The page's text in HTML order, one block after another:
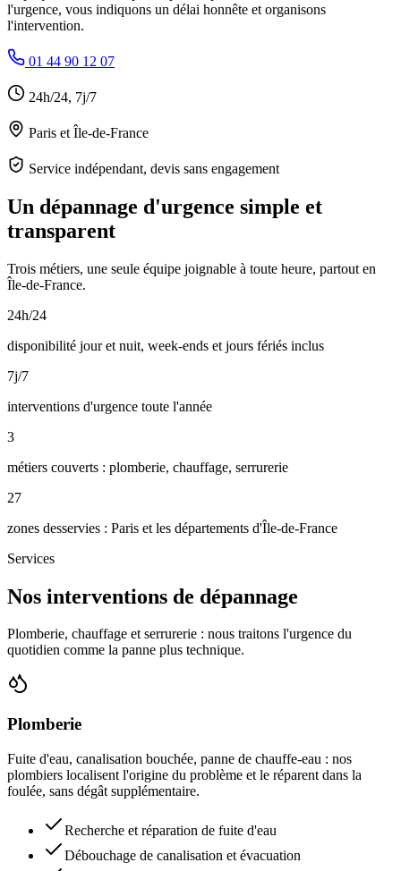
l'urgence, vous indiquons un délai honnête et organisons
l'intervention.
01 44 90 12 07
24h/24, 7j/7
Paris et Île-de-France
Service indépendant, devis sans engagement
Un dépannage d'urgence simple et
transparent
Trois métiers, une seule équipe joignable à toute heure, partout en
Île-de-France.
24h/24
disponibilité jour et nuit, week-ends et jours fériés inclus
7j/7
interventions d'urgence toute l'année
3
métiers couverts : plomberie, chauffage, serrurerie
27
zones desservies : Paris et les départements d'Île-de-France
Services
Nos interventions de dépannage
Plomberie, chauffage et serrurerie : nous traitons l'urgence du
quotidien comme la panne plus technique.
Plomberie
Fuite d'eau, canalisation bouchée, panne de chauffe-eau : nos
plombiers localisent l'origine du problème et le réparent dans la
foulée, sans dégât supplémentaire.
Recherche et réparation de fuite d'eau
Débouchage de canalisation et évacuation